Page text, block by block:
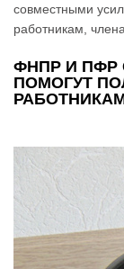
совместными
работникам,
ФНПР И
ПОМОГУТ